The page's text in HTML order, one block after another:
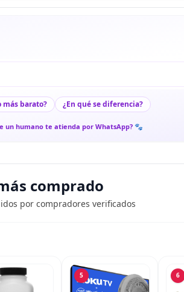
más barato? ¿En qué se diferencia?
un humano te atienda por WhatsApp? 🐾
comprado
por compradores verificados
5 6